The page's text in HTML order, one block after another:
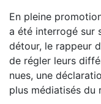
En pleine
a été interrogé sur
détour, le rappeur
de régler leurs
nues, une
plus médiatisés du